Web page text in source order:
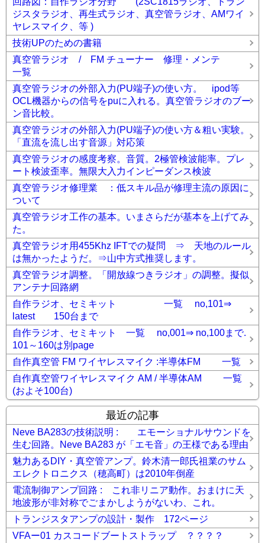
ジスタラジオ、再生式ラジオ、真空管ラジオ、AMワイ
ヤレスマイク、等 )
技術UPのための書籍
真空管ラジオ / FM チューナー 修理・メンテ
一覧
真空管ラジオの外部入力(PU端子)の使い方。 ipod等
OCL機器からの信号をpuに入れる。真空管ラジオのブー
ン音比較。
真空管ラジオの外部入力(PU端子)の使い方＆粗い実験。
「直流を流し出す音源」対応策
真空管ラジオの感度考察。音質。2極管検波能率。プレ
ート検波歪率。無限大入力インピーダンス検波
真空管ラジオ修理業 ：低スキル品が修理主流の原因に
ついて
真空管ラジオ工作の基本。いまさらだが基本を上げてみ
た。
真空管ラジオ用455Khz IFTでの疑問 ⇒ 天地のルール
は無かったようだ。⇒山中方式推奨します。
真空管ラジオ調整。「開放線つきラジオ」の調整。擬似
アンテナ回路網
自作ラジオ、セミキット 一覧 no,101⇒
latest 150台まで
自作ラジオ、セミキット 一覧 no,001⇒ no,100まで.
101～160は別page
自作真空管 FM ワイヤレスマイク :半導体FM 一覧
自作真空管ワイヤレスマイク AM / 半導体AM 一覧
(およそ100台)
最近の記事
Neve BA283の技術説明 : エモーショナルサウンドを
生む回路。Neve BA283 が「エモ音」の王様である理由
魅力あるDIY・真空管アンプ。鈴木清一郎氏祖業のサム
エレクトロニクス（穂高町）は2010年倒産
電流制御アンプ回路 : これ非リニア動作。おまけに天
地波形が非対称でごまかしようがないわ、これ。
トランジスタアンプの設計・製作 172ページ
VFAー01 カスコードブートストラップ ？？？？